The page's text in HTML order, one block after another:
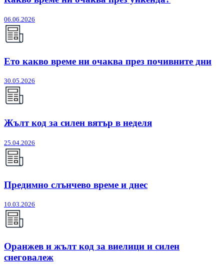
06.06.2026
Ето какво време ни очаква през почивните дни
30.05.2026
Жълт код за силен вятър в неделя
25.04.2026
Предимно слънчево време и днес
10.03.2026
Оранжев и жълт код за виелици и силен
снеговалеж